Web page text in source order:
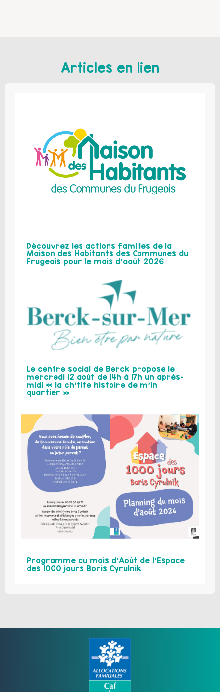
Articles en lien
Découvrez les actions familles de la
Maison des Habitants des Communes du
Frugeois pour le mois d’août 2026
Le centre social de Berck propose le
mercredi 12 août de 14h à 17h un après-
midi « la ch’tite histoire de m’in
quartier »
Programme du mois d’Août de l’Espace
des 1000 jours Boris Cyrulnik